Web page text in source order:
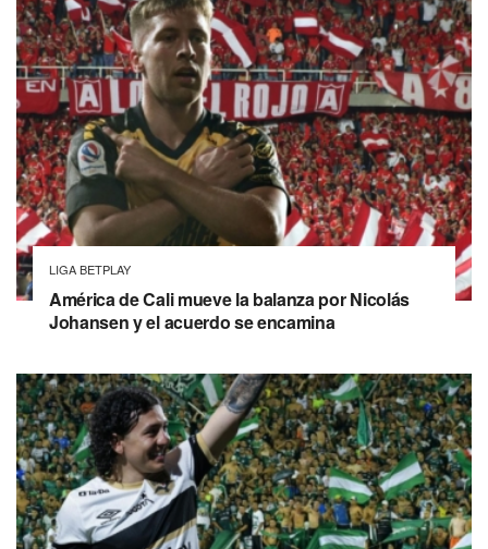
LIGA BETPLAY
América de Cali mueve la balanza por Nicolás
Johansen y el acuerdo se encamina